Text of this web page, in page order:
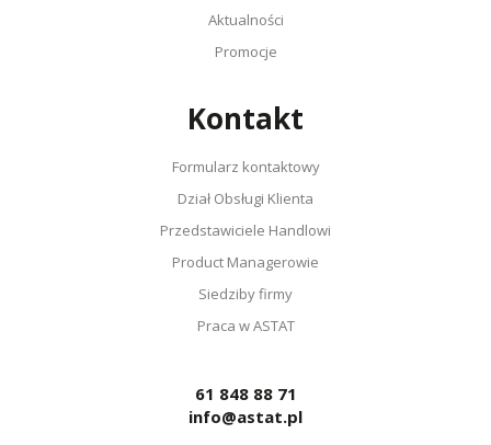
Aktualności
Promocje
Kontakt
Formularz kontaktowy
Dział Obsługi Klienta
Przedstawiciele Handlowi
Product Managerowie
Siedziby firmy
Praca w ASTAT
61 848 88 71
info@astat.pl